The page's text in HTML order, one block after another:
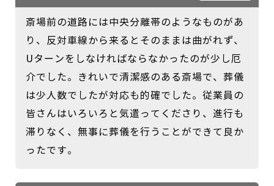
斎場前の道路には中央分離帯のようなものがあ
り、反対車線から来るとそのままは曲がれず、
Uターンをしなければならなかったのが少し厄
介でした。きれいで清潔感のある斎場で、葬儀
は少人数でしたが対応も的確でした。従業員の
皆さんはいろいろと気遣ってくださり、進行も
滞りなく、無事に葬儀を行うことができて良か
ったです。